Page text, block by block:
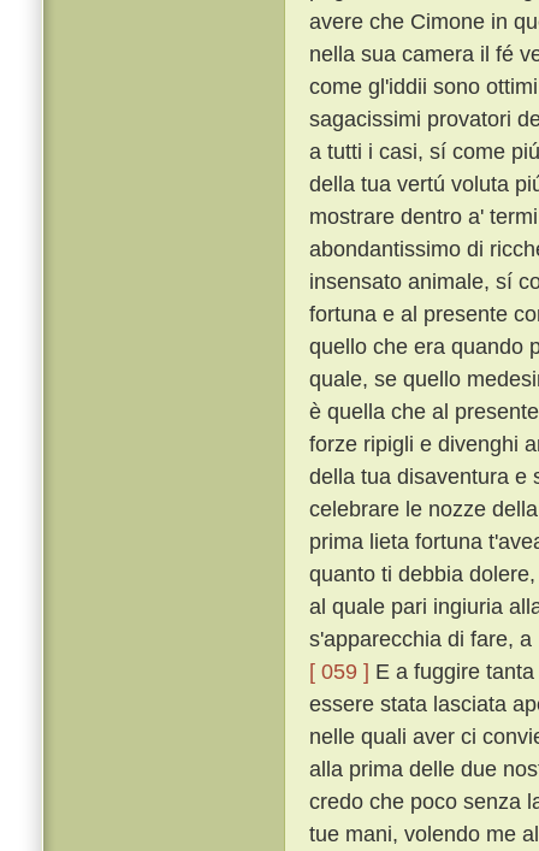
avere che Cimone in
nella sua camera il fé
come gl'iddii sono
sagacissimi provatori
a tutti i casi, sí come
della tua vertú voluta
mostrare dentro a'
abondantissimo di
insensato animale, sí
fortuna e al presente
quello che era quando
quale, se quello
è quella che al
forze ripigli e divenghi
della tua disaventura e
celebrare le nozze
prima lieta fortuna
quanto ti debbia
al quale pari ingiuria
s'apparecchia di fare,
[ 059 ] E a fuggire
essere stata lasciata
nelle quali aver ci
alla prima delle due
credo che poco senza
tue mani, volendo me